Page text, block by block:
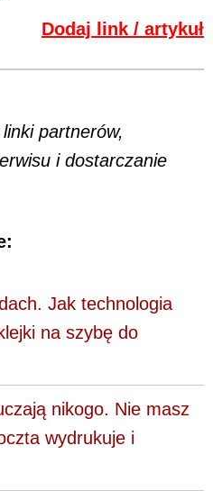
Dodaj link / artykuł
partnerów,
i dostarczanie
Jak technologia
na szybę do
nikogo. Nie masz
wydrukuje i